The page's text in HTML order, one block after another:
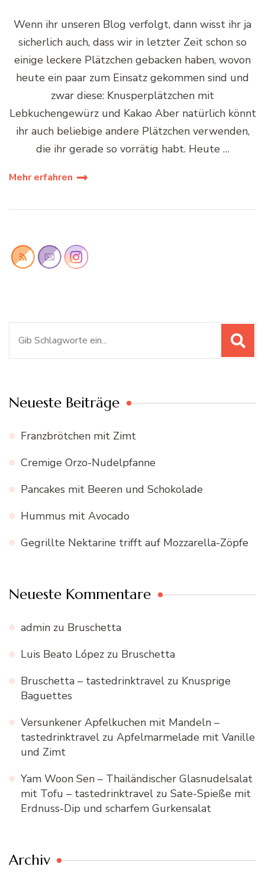
Wenn ihr unseren Blog verfolgt, dann wisst ihr ja
sicherlich auch, dass wir in letzter Zeit schon so
einige leckere Plätzchen gebacken haben, wovon
heute ein paar zum Einsatz gekommen sind und
zwar diese: Knusperplätzchen mit
Lebkuchengewürz und Kakao Aber natürlich könnt
ihr auch beliebige andere Plätzchen verwenden,
die ihr gerade so vorrätig habt. Heute …
Mehr erfahren
Neueste Beiträge
Franzbrötchen mit Zimt
Cremige Orzo-Nudelpfanne
Pancakes mit Beeren und Schokolade
Hummus mit Avocado
Gegrillte Nektarine trifft auf Mozzarella-Zöpfe
Neueste Kommentare
admin zu Bruschetta
Luis Beato López zu Bruschetta
Bruschetta – tastedrinktravel zu Knusprige
Baguettes
Versunkener Apfelkuchen mit Mandeln –
tastedrinktravel zu Apfelmarmelade mit Vanille
und Zimt
Yam Woon Sen – Thailändischer Glasnudelsalat
mit Tofu – tastedrinktravel zu Sate-Spieße mit
Erdnuss-Dip und scharfem Gurkensalat
Archiv